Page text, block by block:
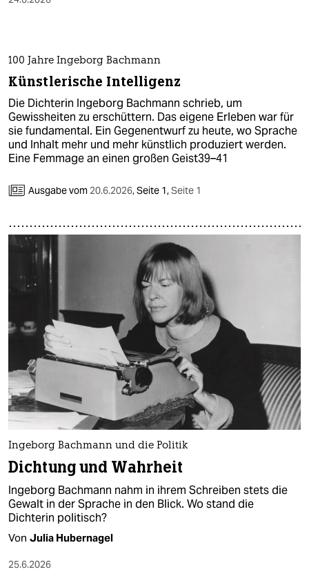
100 Jahre Ingeborg Bachmann
Künstlerische Intelligenz
Die Dichterin Ingeborg Bachmann schrieb, um
Gewissheiten zu erschüttern. Das eigene Erleben war für
sie fundamental. Ein Gegenentwurf zu heute, wo Sprache
und Inhalt mehr und mehr künstlich produziert werden.
Eine Femmage an einen großen Geist39–41
Ausgabe vom 20.6.2026,Seite 1,Seite 1
Ingeborg Bachmann und die Politik
Dichtung und Wahrheit
Ingeborg Bachmann nahm in ihrem Schreiben stets die
Gewalt in der Sprache in den Blick. Wo stand die
Dichterin politisch?
Von Julia Hubernagel
25.6.2026